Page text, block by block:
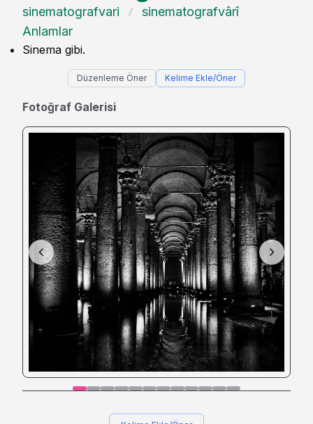
sinematografvari
sinematografvârî
Anlamlar
Sinema gibi.
Düzenleme Öner Kelime Ekle/Öner
Fotoğraf Galerisi